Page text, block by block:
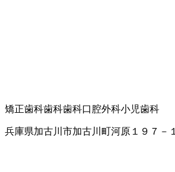
矯正歯科歯科歯科口腔外科小児歯科
兵庫県加古川市加古川町河原１９７－１